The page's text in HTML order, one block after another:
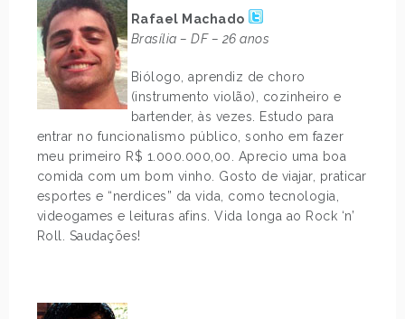
Rafael Machado
Brasília – DF – 26 anos
Biólogo, aprendiz de choro
(instrumento violão), cozinheiro e
bartender, às vezes. Estudo para
entrar no funcionalismo público, sonho em fazer
meu primeiro R$ 1.000.000,00. Aprecio uma boa
comida com um bom vinho. Gosto de viajar, praticar
esportes e “nerdices” da vida, como tecnologia,
videogames e leituras afins. Vida longa ao Rock ‘n’
Roll. Saudações!